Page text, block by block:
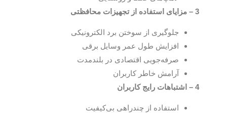
3 – مزایای استفاده از تجهیزات محافظتی
جلوگیری از سوختن برد الکترونیکی
افزایش طول عمر وسایل برقی
صرفه‌جویی اقتصادی در بلندمدت
آرامش خاطر کاربران
4 – اشتباهات رایج کاربران
استفاده از چندراهی بی‌کیفیت